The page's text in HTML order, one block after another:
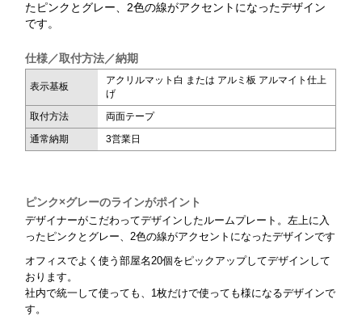
たピンクとグレー、2色の線がアクセントになったデザイン
です。
仕様／取付方法／納期
表示基板
アクリルマット白 または アルミ板 アルマイト仕上
げ
取付方法
両面テープ
通常納期
3営業日
ピンク×グレーのラインがポイント
デザイナーがこだわってデザインしたルームプレート。左上に入
ったピンクとグレー、2色の線がアクセントになったデザインです
オフィスでよく使う部屋名20個をピックアップしてデザインして
おります。
社内で統一して使っても、1枚だけで使っても様になるデザインで
す。